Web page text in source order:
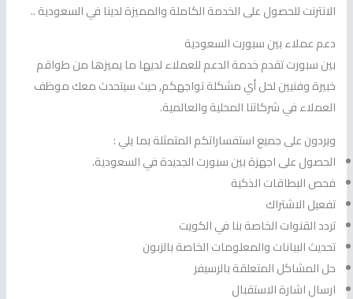
الانترنت للحصول على الخدمة الكاملة والمميزة لدينا في السعودية ..
دعم عملاء بين سبورت السعودية
بين سبورت تقدم خدمة الدعم للعملاء لديها ما يميزها من طواقم
خبيرة وفنيين لحل أي مشكلة تواجهكم, حيث سيتحدث معك موظف
العملاء في شركاتنا المحلية والعالمية.
ويردون على جميع استفساراتكم المتمثلة بما يلي :
الحصول على اجهزة بين سبورت الجديدة في السعودية.
فحص البطاقات الذكية
تفعيل الاشتراك
تردد القنوات الخاصة بنا في الكويت
تحديث البيانات والمعلومات الخاصة بالزبون
حل المشاكل المتعلقة بالرسيفر
ارسال اشارة الاستقبال